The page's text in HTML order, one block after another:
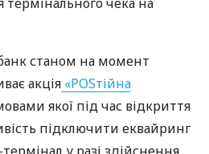
станом на момент
акція «POSтійна
якої під час відкриття
підключити еквайринг